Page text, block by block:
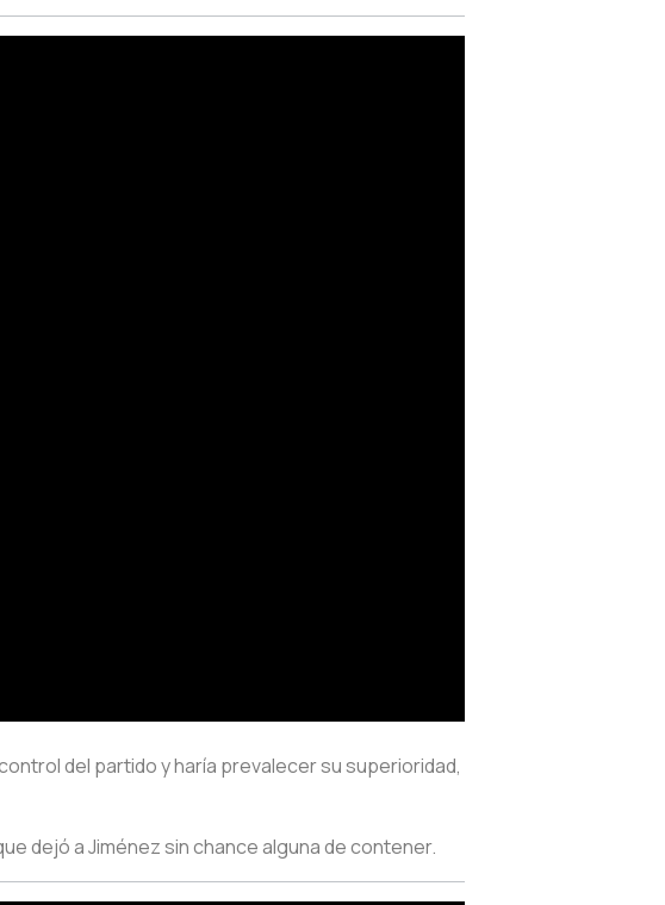
del partido y haría prevalecer su superioridad,
dejó a Jiménez sin chance alguna de contener.